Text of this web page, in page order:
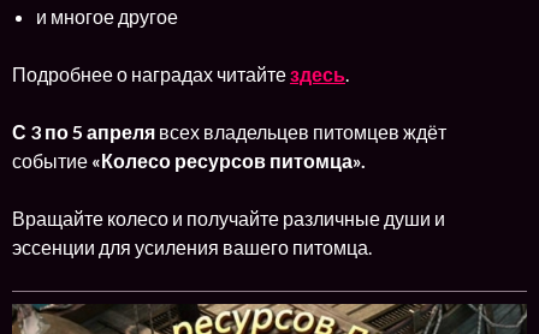
и многое другое
Подробнее о наградах читайтездесь.
С 3 по 5 апреля всех владельцев питомцев ждёт
событие «Колесо ресурсов питомца».
Вращайте колесо и получайте различные души и
эссенции для усиления вашего питомца.